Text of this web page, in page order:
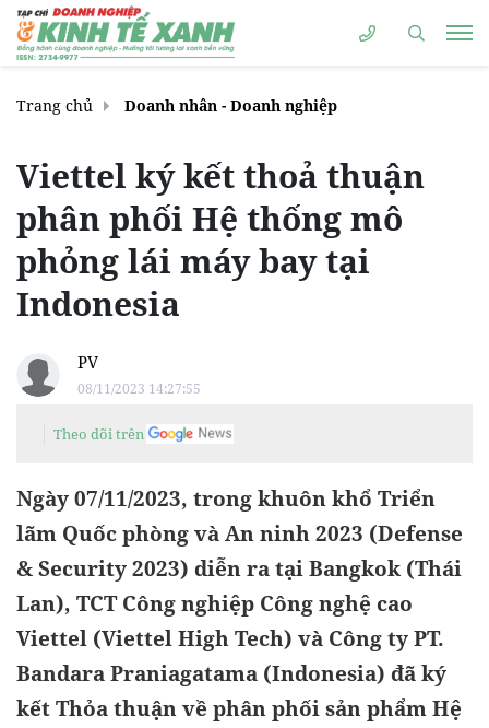
Trang chủ Doanh nhân - Doanh nghiệp
Viettel ký kết thoả thuận
phân phối Hệ thống mô
phỏng lái máy bay tại
Indonesia
PV
08/11/2023 14:27:55
Theo dõi trên
Ngày 07/11/2023, trong khuôn khổ Triển
lãm Quốc phòng và An ninh 2023 (Defense
& Security 2023) diễn ra tại Bangkok (Thái
Lan), TCT Công nghiệp Công nghệ cao
Viettel (Viettel High Tech) và Công ty PT.
Bandara Praniagatama (Indonesia) đã ký
kết Thỏa thuận về phân phối sản phẩm Hệ